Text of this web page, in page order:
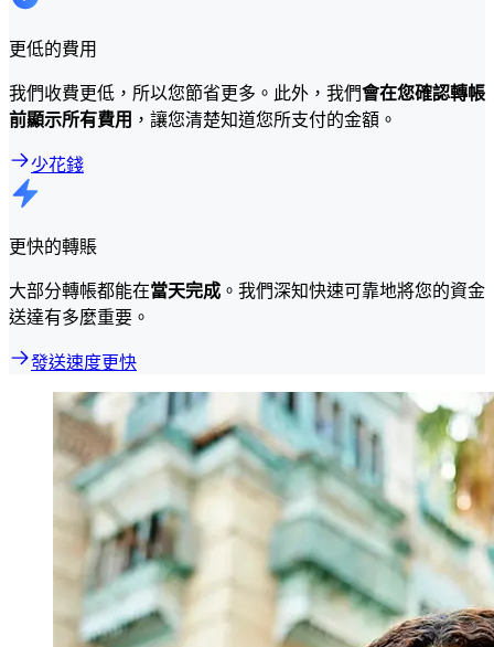
更低的費用
我們收費更低，所以您節省更多。此外，我們會在您確認轉帳
前顯示所有費用 ，讓您清楚知道您所支付的金額。
少花錢
更快的轉賬
大部分轉帳都能在當天完成 。我們深知快速可靠地將您的資金
送達有多麼重要。
發送速度更快